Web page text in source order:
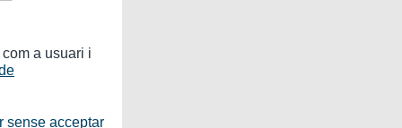
a usuari i
sense acceptar